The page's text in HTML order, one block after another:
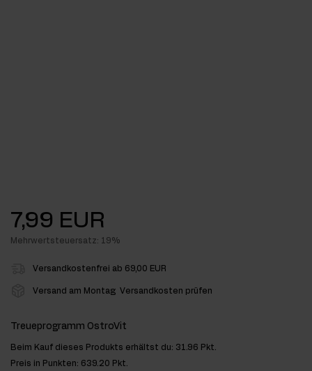
7,99 EUR
Mehrwertsteuersatz: 19%
Versandkostenfrei ab 69,00 EUR
Versand am Montag Versandkosten prüfen
Treueprogramm OstroVit
Beim Kauf dieses Produkts erhältst du: 31.96 Pkt.
Preis in Punkten: 639.20 Pkt.